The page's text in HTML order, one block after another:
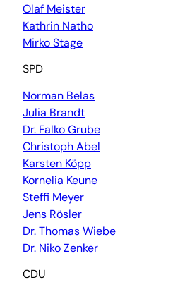
Olaf Meister
Kathrin Natho
Mirko Stage
SPD
Norman Belas
Julia Brandt
Dr. Falko Grube
Christoph Abel
Karsten Köpp
Kornelia Keune
Steffi Meyer
Jens Rösler
Dr. Thomas Wiebe
Dr. Niko Zenker
CDU